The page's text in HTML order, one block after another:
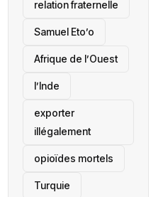
relation fraternelle
Samuel Eto’o
Afrique de l’Ouest
l’Inde
exporter
illégalement
opioïdes mortels
‎Turquie